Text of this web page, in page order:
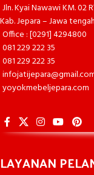
Jln. Kyai Nawawi KM. 02
Kab. Jepara – Jawa
Office : [0291] 4294800
081 229 222 35
081 229 222 35
yoyokmebeljepara.com
LAYANAN